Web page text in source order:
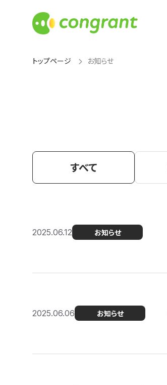
トップページ お知らせ
すべて
2025.06.12 お知らせ
2025.06.06 お知らせ